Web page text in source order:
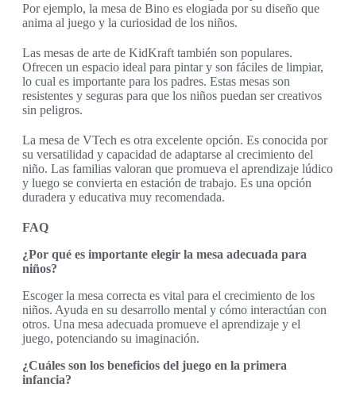
Por ejemplo, la mesa de Bino es elogiada por su diseño que
anima al juego y la curiosidad de los niños.
Las mesas de arte de KidKraft también son populares.
Ofrecen un espacio ideal para pintar y son fáciles de limpiar,
lo cual es importante para los padres. Estas mesas son
resistentes y seguras para que los niños puedan ser creativos
sin peligros.
La mesa de VTech es otra excelente opción. Es conocida por
su versatilidad y capacidad de adaptarse al crecimiento del
niño. Las familias valoran que promueva el aprendizaje lúdico
y luego se convierta en estación de trabajo. Es una opción
duradera y educativa muy recomendada.
FAQ
¿Por qué es importante elegir la mesa adecuada para
niños?
Escoger la mesa correcta es vital para el crecimiento de los
niños. Ayuda en su desarrollo mental y cómo interactúan con
otros. Una mesa adecuada promueve el aprendizaje y el
juego, potenciando su imaginación.
¿Cuáles son los beneficios del juego en la primera
infancia?